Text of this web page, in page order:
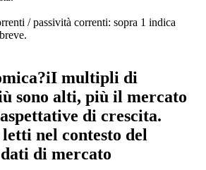
/ passività correnti: sopra 1 indica
iI multipli di
sono alti, più il mercato
di crescita.
nel contesto del
di mercato